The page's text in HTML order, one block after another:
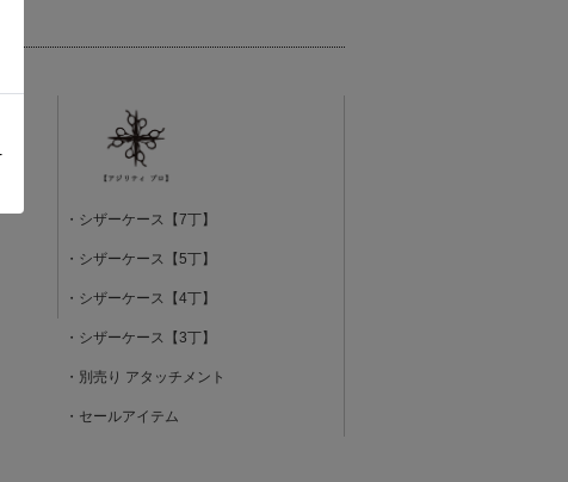
・シザーケース【7丁】
・シザーケース【5丁】
・シザーケース【4丁】
・シザーケース【3丁】
・別売り アタッチメント
・セールアイテム